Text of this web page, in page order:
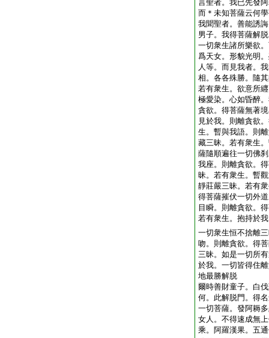
言聖者。我已先發
而＊未知菩薩云何
我聞聖者。善能誘
男子。我得菩薩解
一切衆生諸所樂欲
爲天女。形貌光明
人等。而見我者。
相。各各殊勝。隨
若有衆生。欲意所
極愛染。心如昏醉
貪欲。得菩薩無著
見於我。則離貪欲
生。暫與我語。則
藏三昧。若有衆生
薩隨順遍往一切佛
我座。則離貪欲。
昧。若有衆生。暫
靜莊嚴三昧。若有
得菩薩摧伏一切外
目瞬。則離貪欲。
若有衆生。抱持於
一切衆生恒不捨離
吻。則離貪欲。得
三昧。如是一切所
於我。一切皆得住
地最勝解脱
爾時善財童子。白
何。此解脱門。得
一切菩薩。發阿耨
女人。不得速成無
乘。阿羅漢果。五